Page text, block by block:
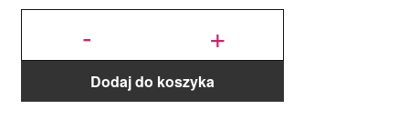
-
ilość
spożywczy
w proszku
Roxy &
Rich - 4g
+
Dodaj do koszyka